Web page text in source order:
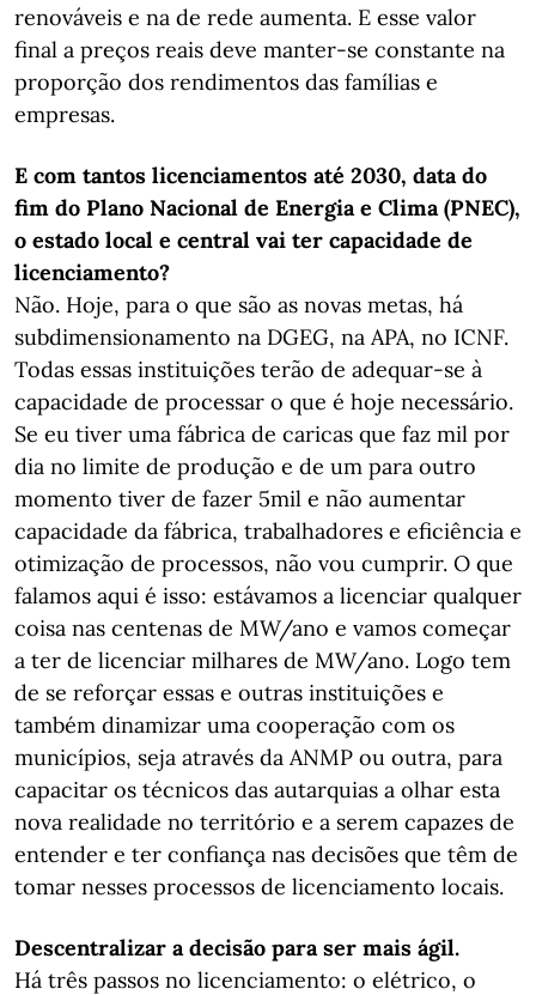
renováveis e na de rede aumenta. E esse valor
final a preços reais deve manter-se constante na
proporção dos rendimentos das famílias e
empresas.
E com tantos licenciamentos até 2030, data do
fim do Plano Nacional de Energia e Clima (PNEC),
o estado local e central vai ter capacidade de
licenciamento?
Não. Hoje, para o que são as novas metas, há
subdimensionamento na DGEG, na APA, no ICNF.
Todas essas instituições terão de adequar-se à
capacidade de processar o que é hoje necessário.
Se eu tiver uma fábrica de caricas que faz mil por
dia no limite de produção e de um para outro
momento tiver de fazer 5mil e não aumentar
capacidade da fábrica, trabalhadores e eficiência e
otimização de processos, não vou cumprir. O que
falamos aqui é isso: estávamos a licenciar qualquer
coisa nas centenas de MW/ano e vamos começar
a ter de licenciar milhares de MW/ano. Logo tem
de se reforçar essas e outras instituições e
também dinamizar uma cooperação com os
municípios, seja através da ANMP ou outra, para
capacitar os técnicos das autarquias a olhar esta
nova realidade no território e a serem capazes de
entender e ter confiança nas decisões que têm de
tomar nesses processos de licenciamento locais.
Descentralizar a decisão para ser mais ágil.
Há três passos no licenciamento: o elétrico, o